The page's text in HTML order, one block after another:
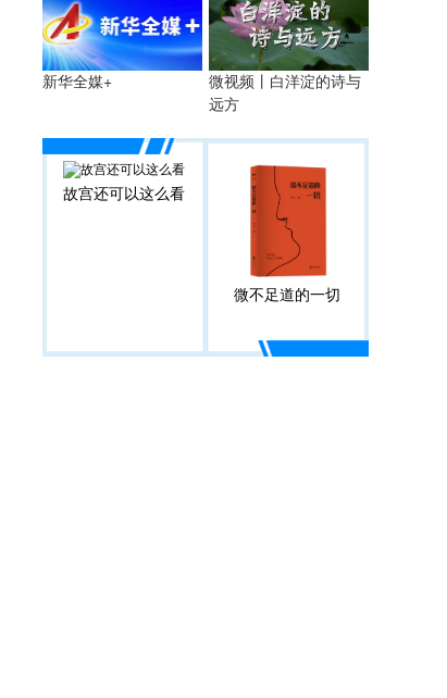
新华全媒+
微视频丨白洋淀的诗与
远方
故宫还可以这么看
微不足道的一切